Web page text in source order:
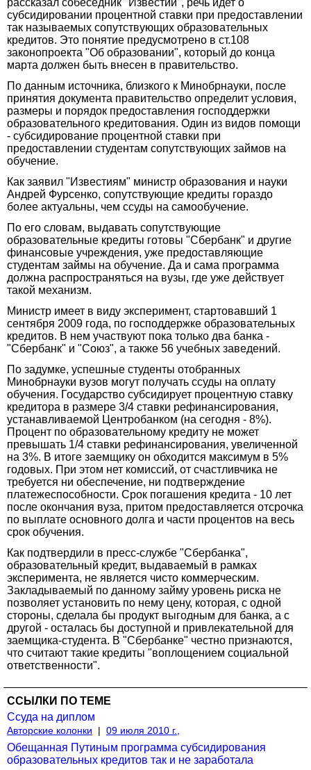
субсидировании процентной ставки при предоставлении
так называемых сопутствующих образовательных
кредитов. Это понятие предусмотрено в ст.108
законопроекта "Об образовании", который до конца
марта должен быть внесен в правительство.
По данным источника, близкого к Минобрнауки, после
принятия документа правительство определит условия,
размеры и порядок предоставления господдержки
образовательного кредитования. Один из видов помощи
- субсидирование процентной ставки при
предоставлении студентам сопутствующих займов на
обучение.
Как заявил "Известиям" министр образования и науки
Андрей Фурсенко, сопутствующие кредиты гораздо
более актуальны, чем ссуды на самообучение.
По его словам, выдавать сопутствующие
образовательные кредиты готовы "Сбербанк" и другие
финансовые учреждения, уже предоставляющие
студентам займы на обучение. Да и сама программа
должна распространяться на вузы, где уже действует
такой механизм.
Министр имеет в виду эксперимент, стартовавший 1
сентября 2009 года, по господдержке образовательных
кредитов. В нем участвуют пока только два банка -
"Сбербанк" и "Союз", а также 56 учебных заведений.
По задумке, успешные студенты отобранных
Минобрнауки вузов могут получать ссуды на оплату
обучения. Государство субсидирует процентную ставку
кредитора в размере 3/4 ставки рефинансирования,
устанавливаемой Центробанком (на сегодня - 8%).
Процент по образовательному кредиту не может
превышать 1/4 ставки рефинансирования, увеличенной
на 3%. В итоге заемщику он обходится максимум в 5%
годовых. При этом нет комиссий, от счастливчика не
требуется ни обеспечение, ни подтверждение
платежеспособности. Срок погашения кредита - 10 лет
после окончания вуза, притом предоставляется отсрочка
по выплате основного долга и части процентов на весь
срок обучения.
Как подтвердили в пресс-службе "Сбербанка",
образовательный кредит, выдаваемый в рамках
эксперимента, не является чисто коммерческим.
Закладываемый по данному займу уровень риска не
позволяет установить по нему цену, которая, с одной
стороны, сделала бы продукт выгодным для банка, а с
другой - осталась бы доступной и привлекательной для
заемщика-студента. В "Сбербанке" честно признаются,
что считают такие кредиты "воплощением социальной
ответственности".
ССЫЛКИ ПО ТЕМЕ
Ссуда на диплом
Авторские колонки | 09 июля 2010 г.,
Обещанная Путиным программа субсидирования
образовательных кредитов так и не заработала